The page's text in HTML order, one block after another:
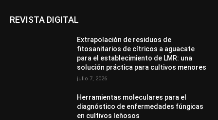
REVISTA DIGITAL
Extrapolación de residuos de
fitosanitarios de cítricos a aguacate
para el establecimiento de LMR: una
solución práctica para cultivos menores
julio 7, 2026
Herramientas moleculares para el
diagnóstico de enfermedades fúngicas
en cultivos leñosos